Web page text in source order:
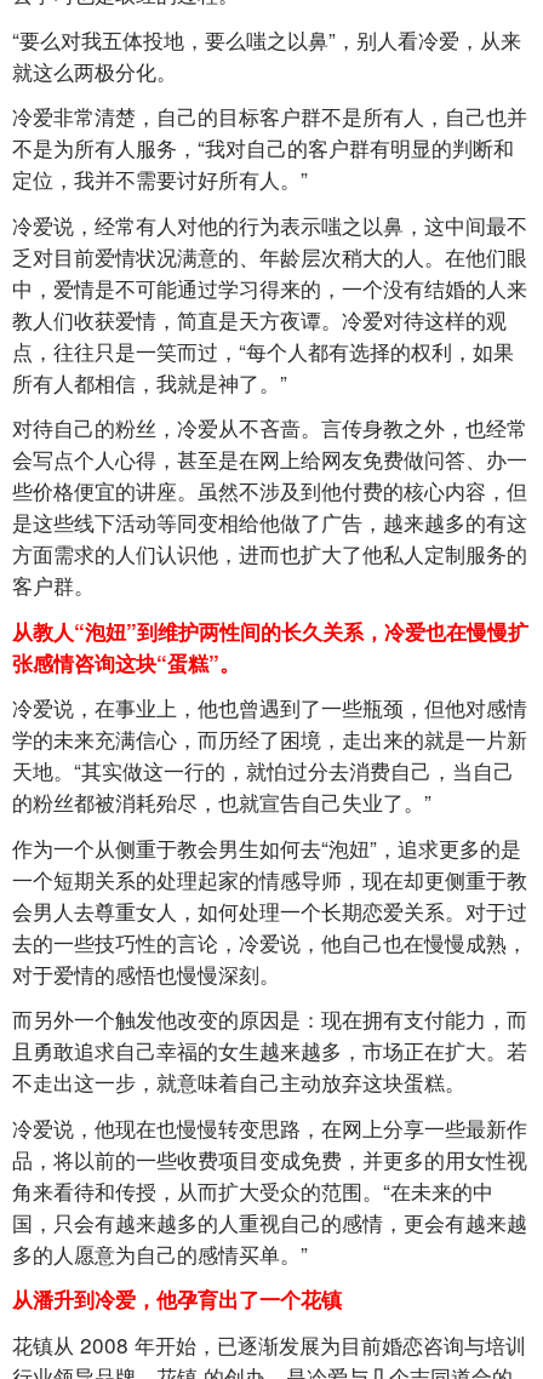
“要么对我五体投地，要么嗤之以鼻”，别人看冷爱，从来
就这么两极分化。
冷爱非常清楚，自己的目标客户群不是所有人，自己也并
不是为所有人服务，“我对自己的客户群有明显的判断和
定位，我并不需要讨好所有人。”
冷爱说，经常有人对他的行为表示嗤之以鼻，这中间最不
乏对目前爱情状况满意的、年龄层次稍大的人。在他们眼
中，爱情是不可能通过学习得来的，一个没有结婚的人来
教人们收获爱情，简直是天方夜谭。冷爱对待这样的观
点，往往只是一笑而过，“每个人都有选择的权利，如果
所有人都相信，我就是神了。”
对待自己的粉丝，冷爱从不吝啬。言传身教之外，也经常
会写点个人心得，甚至是在网上给网友免费做问答、办一
些价格便宜的讲座。虽然不涉及到他付费的核心内容，但
是这些线下活动等同变相给他做了广告，越来越多的有这
方面需求的人们认识他，进而也扩大了他私人定制服务的
客户群。
从教人“泡妞”到维护两性间的长久关系，冷爱也在慢慢扩
张感情咨询这块“蛋糕”。
冷爱说，在事业上，他也曾遇到了一些瓶颈，但他对感情
学的未来充满信心，而历经了困境，走出来的就是一片新
天地。“其实做这一行的，就怕过分去消费自己，当自己
的粉丝都被消耗殆尽，也就宣告自己失业了。”
作为一个从侧重于教会男生如何去“泡妞”，追求更多的是
一个短期关系的处理起家的情感导师，现在却更侧重于教
会男人去尊重女人，如何处理一个长期恋爱关系。对于过
去的一些技巧性的言论，冷爱说，他自己也在慢慢成熟，
对于爱情的感悟也慢慢深刻。
而另外一个触发他改变的原因是：现在拥有支付能力，而
且勇敢追求自己幸福的女生越来越多，市场正在扩大。若
不走出这一步，就意味着自己主动放弃这块蛋糕。
冷爱说，他现在也慢慢转变思路，在网上分享一些最新作
品，将以前的一些收费项目变成免费，并更多的用女性视
角来看待和传授，从而扩大受众的范围。“在未来的中
国，只会有越来越多的人重视自己的感情，更会有越来越
多的人愿意为自己的感情买单。”
从潘升到冷爱，他孕育出了一个花镇
花镇从 2008 年开始，已逐渐发展为目前婚恋咨询与培训